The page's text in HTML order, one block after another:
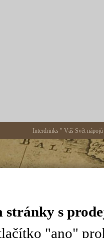
Interdrinks " Váš Svět
stránky s
"ano"